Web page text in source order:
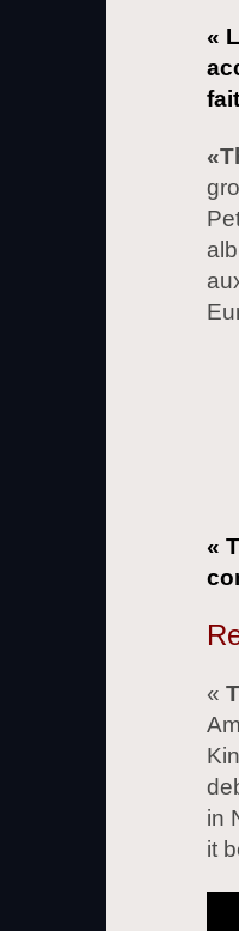
«
«
«
in
it